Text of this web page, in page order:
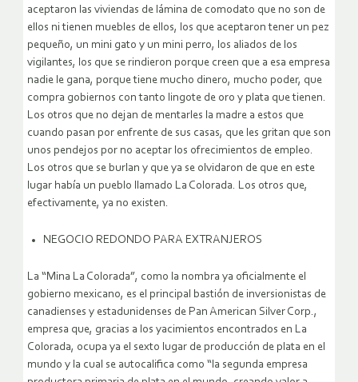
aceptaron las viviendas de lámina de comodato que no son de
ellos ni tienen muebles de ellos, los que aceptaron tener un pez
pequeño, un mini gato y un mini perro, los aliados de los
vigilantes, los que se rindieron porque creen que a esa empresa
nadie le gana, porque tiene mucho dinero, mucho poder, que
compra gobiernos con tanto lingote de oro y plata que tienen.
Los otros que no dejan de mentarles la madre a estos que
cuando pasan por enfrente de sus casas, que les gritan que son
unos pendejos por no aceptar los ofrecimientos de empleo.
Los otros que se burlan y que ya se olvidaron de que en este
lugar había un pueblo llamado La Colorada. Los otros que,
efectivamente, ya no existen.
NEGOCIO REDONDO PARA EXTRANJEROS
La “Mina La Colorada”, como la nombra ya oficialmente el
gobierno mexicano, es el principal bastión de inversionistas de
canadienses y estadunidenses de Pan American Silver Corp.,
empresa que, gracias a los yacimientos encontrados en La
Colorada, ocupa ya el sexto lugar de producción de plata en el
mundo y la cual se autocalifica como “la segunda empresa